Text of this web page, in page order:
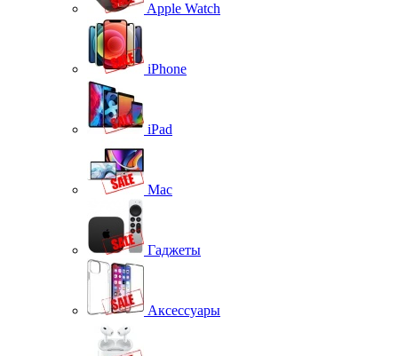
Apple Watch
iPhone
iPad
Mac
Гаджеты
Аксессуары